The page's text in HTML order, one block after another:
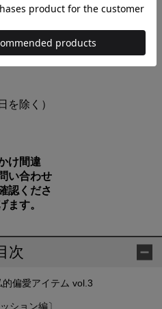
さい。
増刊
務局
を除く）
け間違
い合わせ
認くださ
ます。
次
偏愛アイテム vol.3
ション編〕